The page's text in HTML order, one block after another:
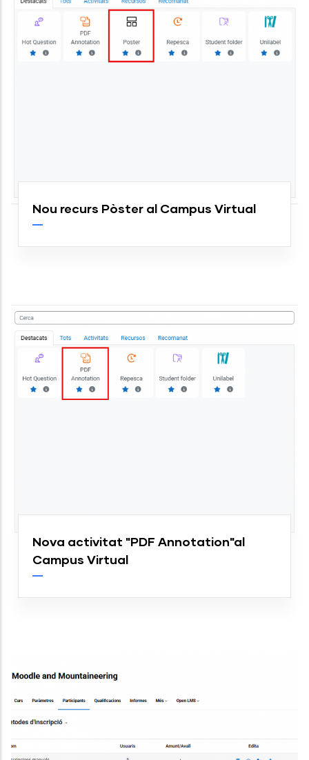
Nou recurs Pòster al Campus Virtual
Nova activitat "PDF Annotation"al
Campus Virtual